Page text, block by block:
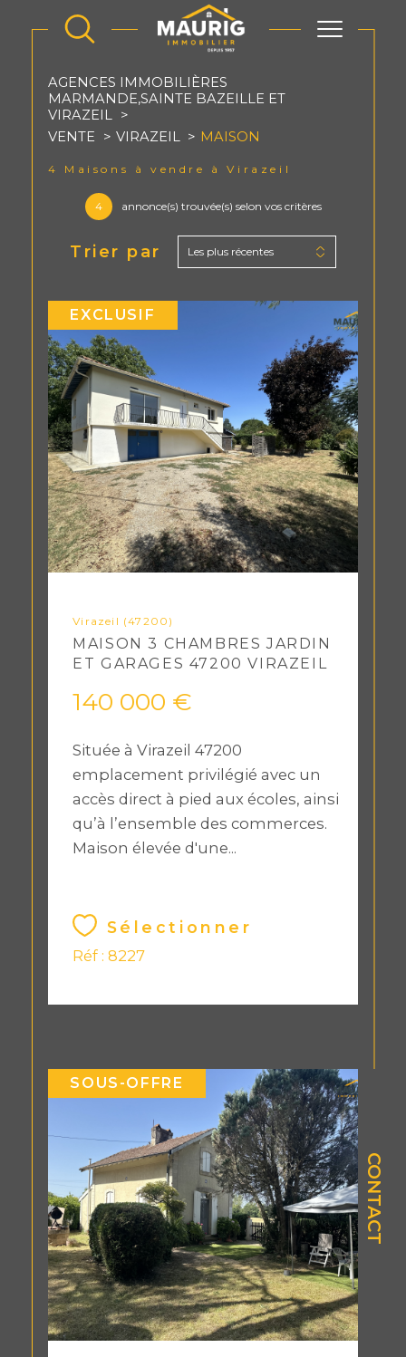
CONTACT
AGENCES IMMOBILIÈRES
MARMANDE,SAINTE BAZEILLE ET
VIRAZEIL
VENTE
VIRAZEIL MAISON
4 Maisons à vendre à Virazeil
4 annonce(s) trouvée(s) selon vos critères
Trier par Les plus récentes
Virazeil (47200)
MAISON 3 CHAMBRES JARDIN
ET GARAGES 47200 VIRAZEIL
140 000 €
Située à Virazeil 47200
emplacement privilégié avec un
accès direct à pied aux écoles, ainsi
qu’à l’ensemble des commerces.
Maison élevée d'une...
Sélectionner
Réf : 8227
EXCLUSIF
SOUS-OFFRE